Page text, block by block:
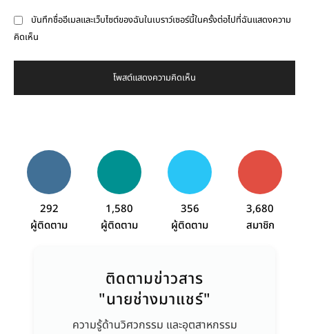
บันทึกชื่ออีเมลและเว็บไซต์ของฉันในเบราว์เซอร์นี้ในครั้งต่อไปที่ฉันแสดงความ
คิดเห็น
292
ผู้ติดตาม
1,580
ผู้ติดตาม
356
ผู้ติดตาม
3,680
สมาชิก
ติดตามข่าวสาร
"นายช่างมาแชร์"
ความรู้ด้านวิศวกรรม และอุตสาหกรรม